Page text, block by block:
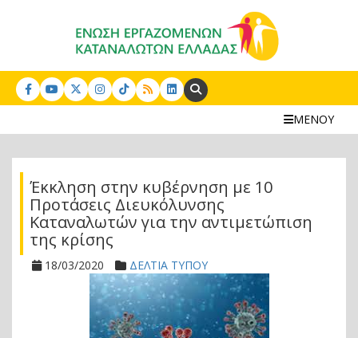
Search:
ΜΕΝΟΥ
Έκκληση στην κυβέρνηση με 10
Προτάσεις Διευκόλυνσης
Καταναλωτών για την αντιμετώπιση
της κρίσης
18/03/2020 ΔΕΛΤΙΑ ΤΥΠΟΥ